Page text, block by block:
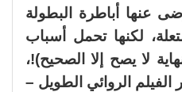
عنها أباطرة البطولة
لكنها تحمل أسباب
لا يصح إلا الصحيح)!،
الفيلم الروائي الطويل –